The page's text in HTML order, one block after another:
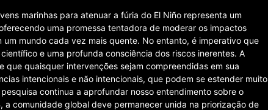
marinhas para atenuar a fúria do El Niño representa um
uma promessa tentadora de moderar os impactos
mundo cada vez mais quente. No entanto, é imperativo que
e uma profunda consciência dos riscos inerentes. A
quaisquer intervenções sejam compreendidas em sua
intencionais e não intencionais, que podem se estender muito
continua a aprofundar nosso entendimento sobre o
a comunidade global deve permanecer unida na priorização de